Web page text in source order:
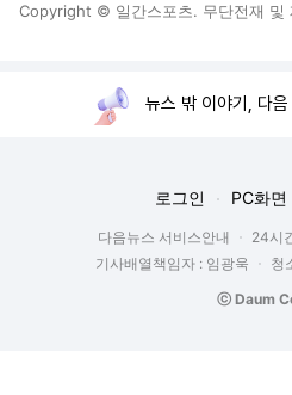
Copyright © 일간스포츠. 무단전재 및
뉴스 밖 이야기, 다음
로그인 PC화면
다음뉴스 서비스안내 24시
기사배열책임자 : 임광욱
청
ⓒ Daum